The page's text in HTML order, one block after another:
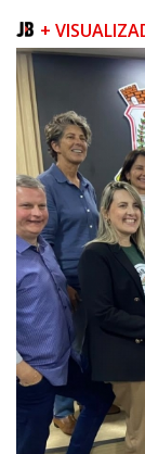
09/08/2026 | 07:00
Prefeitura
próxima quinta-
BALNEÁRIO
+